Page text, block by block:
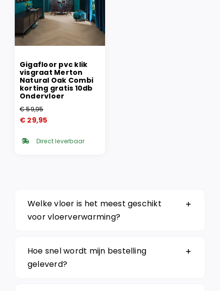
Gigafloor pvc klik
visgraat Merton
Natural Oak Combi
korting gratis 10db
Ondervloer
€59,95
Oorspronkelijke
was:
€ 29,95
Huidige
is: Direct leverbaar
Welke vloer is het meest geschikt
voor vloerverwarming?
Hoe snel wordt mijn bestelling
geleverd?